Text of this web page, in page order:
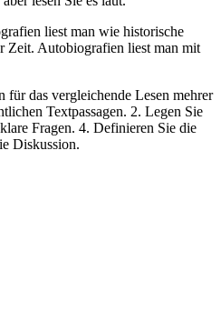
liest man wie historische
Zeit. Autobiografien liest man mit
für das vergleichende Lesen mehrer
Textpassagen. 2. Legen Sie
Fragen. 4. Definieren Sie die
Diskussion.